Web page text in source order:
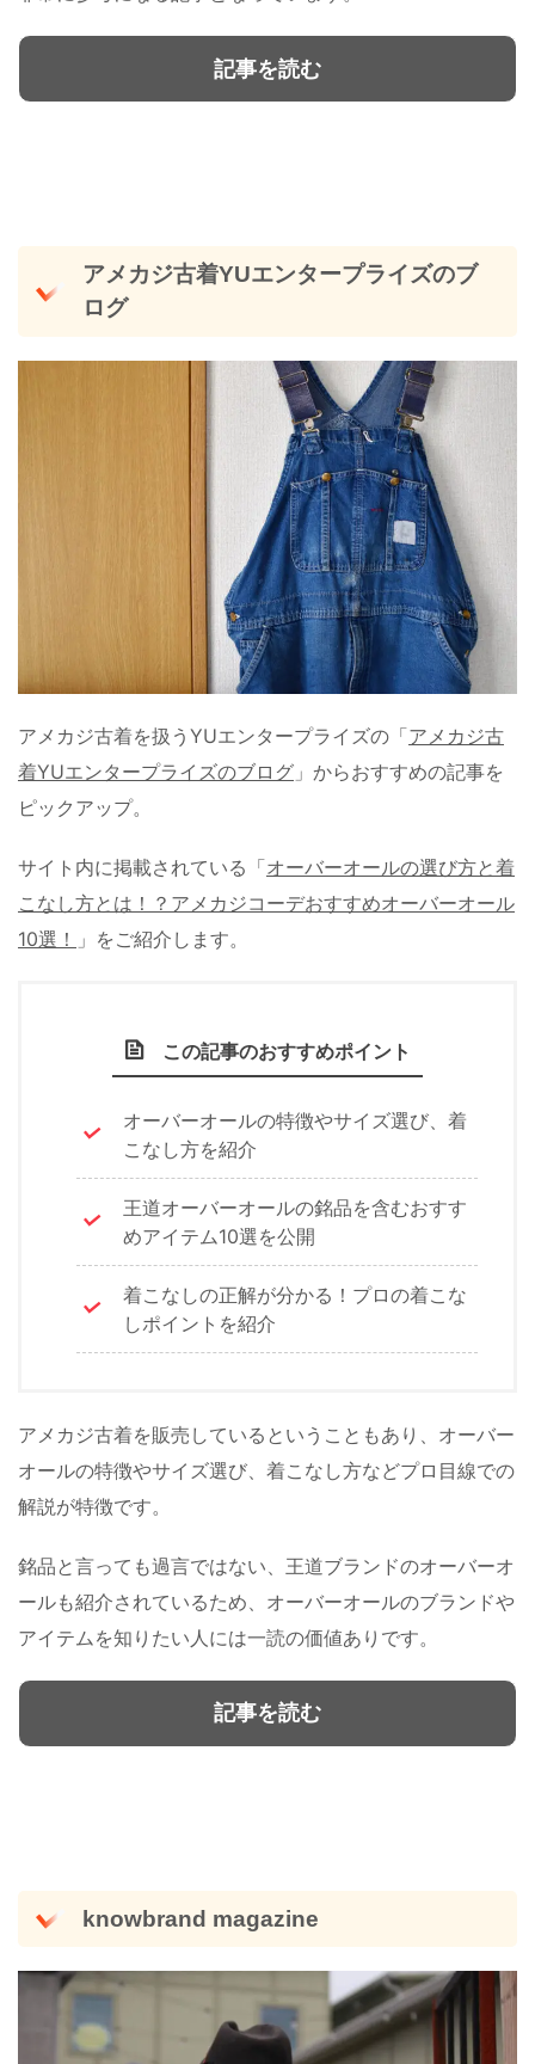
記事を読む
アメカジ古着YUエンタープライズのブ
ログ
アメカジ古着を扱うYUエンタープライズの「アメカジ古
着YUエンタープライズのブログ 」からおすすめの記事を
ピックアップ。
サイト内に掲載されている「オーバーオールの選び方と着
こなし方とは！？アメカジコーデおすすめオーバーオール
10選！
」をご紹介します。
この記事のおすすめポイント
オーバーオールの特徴やサイズ選び、着
こなし方を紹介
王道オーバーオールの銘品を含むおすす
めアイテム10選を公開
着こなしの正解が分かる！プロの着こな
しポイントを紹介
アメカジ古着を販売しているということもあり、オーバー
オールの特徴やサイズ選び、着こなし方などプロ目線での
解説が特徴です。
銘品と言っても過言ではない、王道ブランドのオーバーオ
ールも紹介されているため、オーバーオールのブランドや
アイテムを知りたい人には一読の価値ありです。
記事を読む
knowbrand magazine